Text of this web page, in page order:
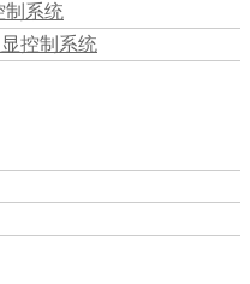
制系统
控制系统